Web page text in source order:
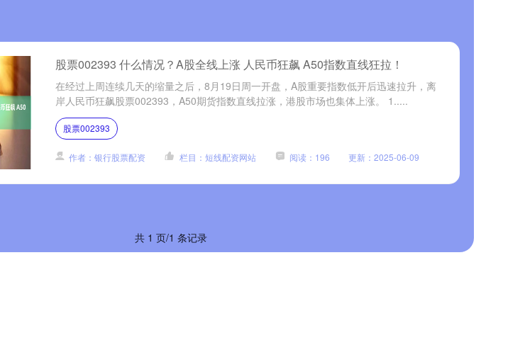
股票002393 什么情况？A股全线上涨 人民币狂飙 A50指数直线狂拉！
在经过上周连续几天的缩量之后，8月19日周一开盘，A股重要指数低开后迅速拉升，离
岸人民币狂飙股票002393，A50期货指数直线拉涨，港股市场也集体上涨。 1.....
股票002393
作者：银行股票配资 栏目：短线配资网站 阅读：196 更新：2025-06-09
共 1 页/1 条记录